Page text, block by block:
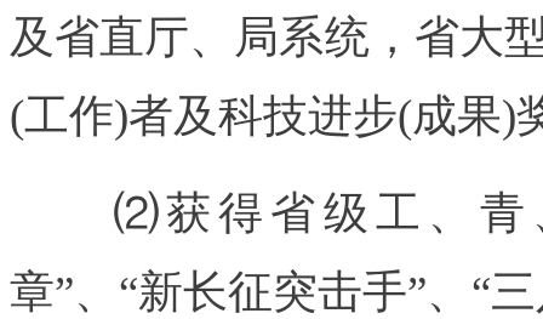
及省直厅、局系统，省大
(工作)者及科技进步(成果)
⑵获得省级工、青、
章”、“新长征突击手”、“